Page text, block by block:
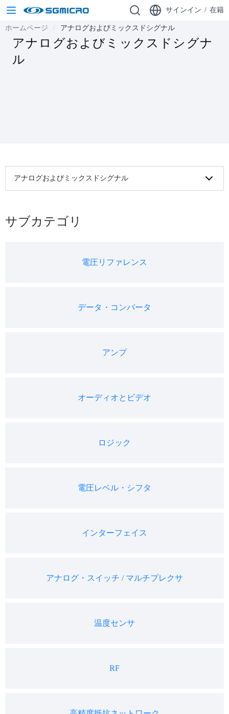
サインイン / 在籍
ホームページ アナログおよびミックスドシグナル
アナログおよびミックスドシグナ
ル
アナログおよびミックスドシグナル
サブカテゴリ
電圧リファレンス
データ・コンバータ
アンプ
オーディオとビデオ
ロジック
電圧レベル・シフタ
インターフェイス
アナログ・スイッチ / マルチプレクサ
温度センサ
RF